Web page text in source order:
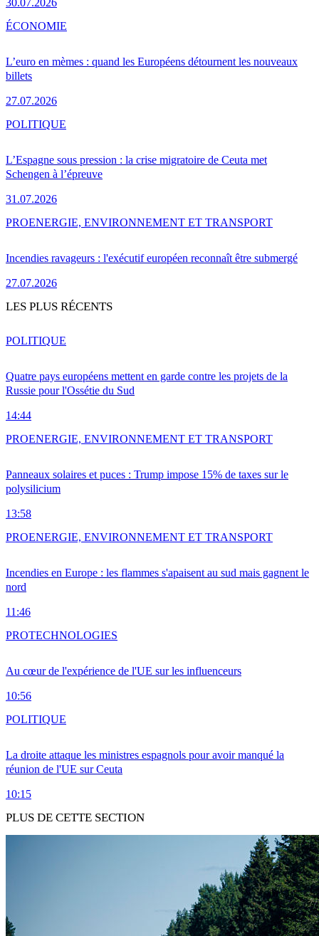
30.07.2026
L’euro en mèmes : quand les Européens détournent les nouveaux
billets
27.07.2026
ÉCONOMIE
L’Espagne sous pression : la crise migratoire de Ceuta met
Schengen à l’épreuve
31.07.2026
POLITIQUE
Incendies ravageurs : l'exécutif européen reconnaît être submergé
27.07.2026
PROENERGIE, ENVIRONNEMENT ET TRANSPORT
LES PLUS RÉCENTS
Quatre pays européens mettent en garde contre les projets de la
Russie pour l'Ossétie du Sud
14:44
POLITIQUE
Panneaux solaires et puces : Trump impose 15% de taxes sur le
polysilicium
13:58
PROENERGIE, ENVIRONNEMENT ET TRANSPORT
Incendies en Europe : les flammes s'apaisent au sud mais gagnent le
nord
11:46
PROENERGIE, ENVIRONNEMENT ET TRANSPORT
Au cœur de l'expérience de l'UE sur les influenceurs
10:56
PROTECHNOLOGIES
La droite attaque les ministres espagnols pour avoir manqué la
réunion de l'UE sur Ceuta
10:15
POLITIQUE
PLUS DE CETTE SECTION